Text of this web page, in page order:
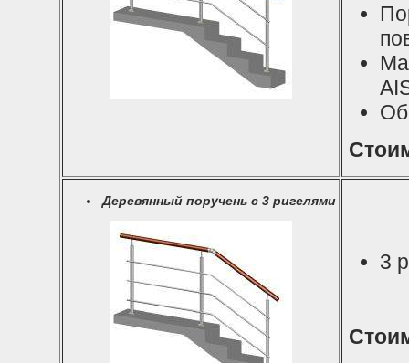
Деревянный поручень с 3 ригелями
3